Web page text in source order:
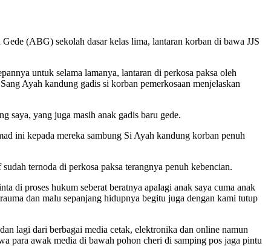
sekolah dasar kelas lima, lantaran korban di bawa JJS
untuk selama lamanya, lantaran di perkosa paksa oleh
Ayah kandung gadis si korban pemerkosaan menjelaskan
saya, yang juga masih anak gadis baru gede.
ini kepada mereka sambung Si Ayah kandung korban penuh
ternoda di perkosa paksa terangnya penuh kebencian.
di proses hukum seberat beratnya apalagi anak saya cuma anak
dan malu sepanjang hidupnya begitu juga dengan kami tutup
lagi dari berbagai media cetak, elektronika dan online namun
para awak media di bawah pohon cheri di samping pos jaga pintu